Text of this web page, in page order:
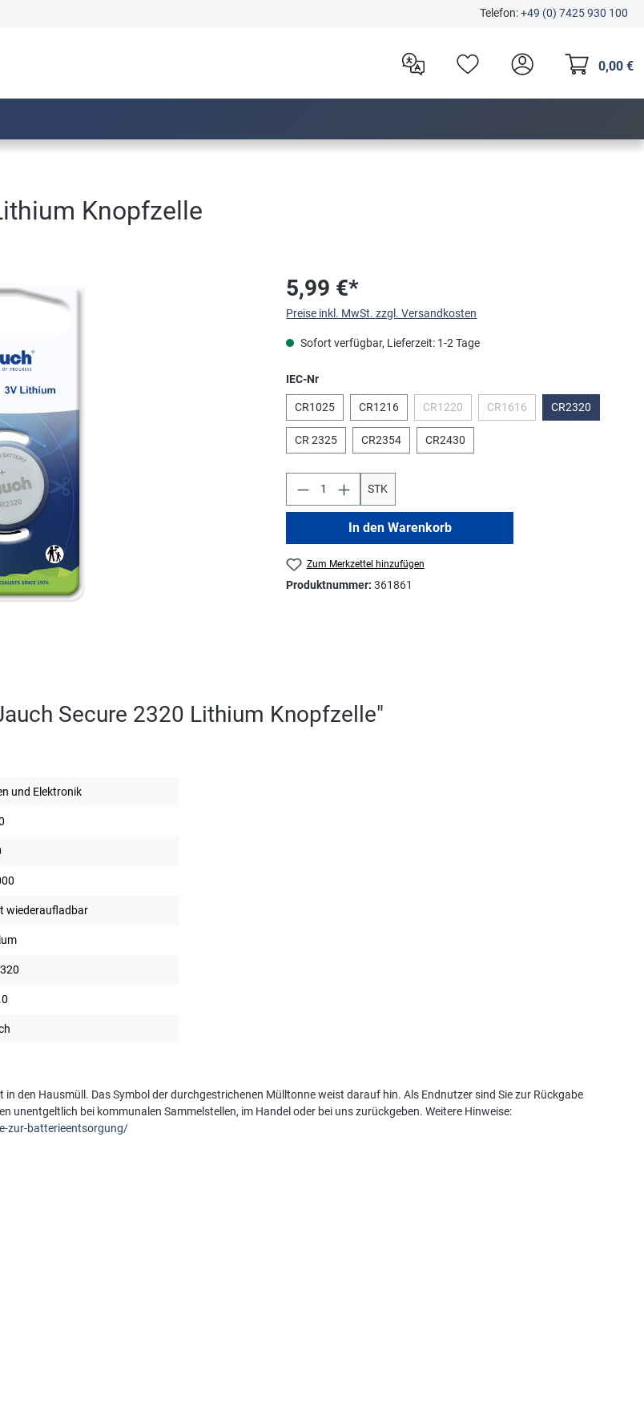
Telefon:+49 (0) 7425 930 100
0,00 €
Knopfzelle
5,99 €*
Preise inkl. MwSt. zzgl. Versandkosten
Sofort verfügbar, Lieferzeit: 1-2 Tage
IEC-Nrauswählen
CR1025 CR1216 CR1220(Diese Option ist zurzeit nicht verfügbar.)
CR1616(Diese Option ist zurzeit nicht
CR2320
CR 2325 CR2354 CR2430
STK
In den Warenkorb
Zum Merkzettel hinzufügen
Produktnummer:361861
Secure 2320 Lithium Knopfzelle"
und Elektronik
wiederaufladbar
den Hausmüll. Das Symbol der durchgestrichenen Mülltonne weist darauf hin. Als Endnutzer sind Sie zur Rückgabe
unentgeltlich bei kommunalen Sammelstellen, im Handel oder bei uns zurückgeben. Weitere Hinweise:
zur-batterieentsorgung/